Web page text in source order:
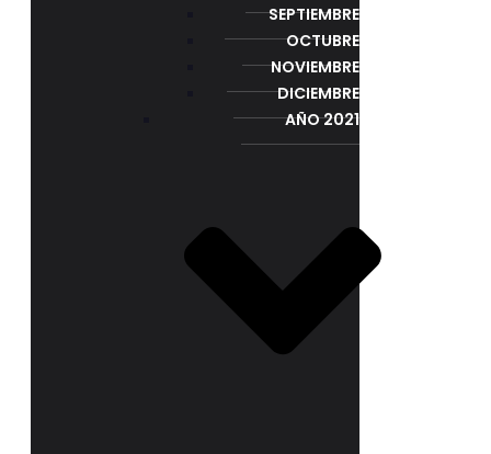
SEPTIEMBRE
OCTUBRE
NOVIEMBRE
DICIEMBRE
AÑO 2021